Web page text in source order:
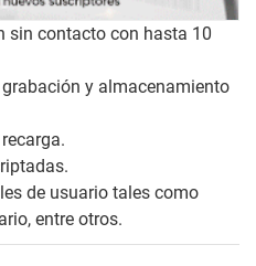
sin contacto con hasta 10
y almacenamiento
de usuario tales como
entre otros.